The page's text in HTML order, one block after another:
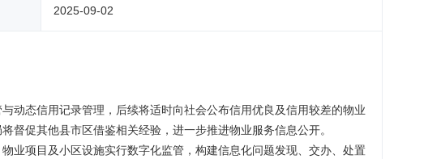
2025-09-02
动态信用记录管理，后续将适时向社会公布信用优良及信用较差的物业
督促其他县市区借鉴相关经验，进一步推进物业服务信息公开。
业项目及小区设施实行数字化监管，构建信息化问题发现、交办、处置